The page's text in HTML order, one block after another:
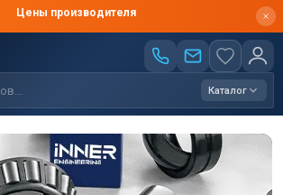
Цены производителя
Каталог